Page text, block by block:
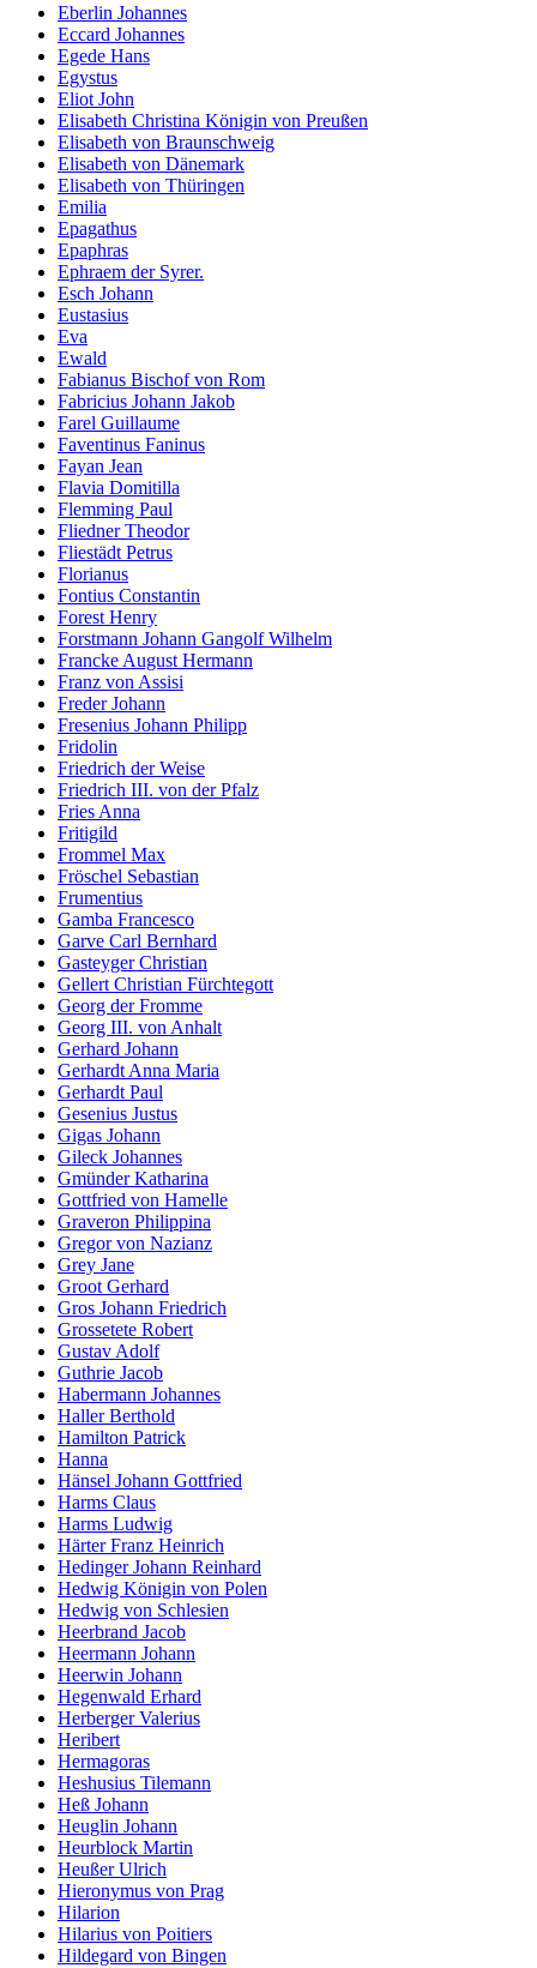
Eberlin Johannes
Eccard Johannes
Egede Hans
Egystus
Eliot John
Elisabeth Christina Königin von Preußen
Elisabeth von Braunschweig
Elisabeth von Dänemark
Elisabeth von Thüringen
Emilia
Epagathus
Epaphras
Ephraem der Syrer.
Esch Johann
Eustasius
Eva
Ewald
Fabianus Bischof von Rom
Fabricius Johann Jakob
Farel Guillaume
Faventinus Faninus
Fayan Jean
Flavia Domitilla
Flemming Paul
Fliedner Theodor
Fliestädt Petrus
Florianus
Fontius Constantin
Forest Henry
Forstmann Johann Gangolf Wilhelm
Francke August Hermann
Franz von Assisi
Freder Johann
Fresenius Johann Philipp
Fridolin
Friedrich der Weise
Friedrich III. von der Pfalz
Fries Anna
Fritigild
Frommel Max
Fröschel Sebastian
Frumentius
Gamba Francesco
Garve Carl Bernhard
Gasteyger Christian
Gellert Christian Fürchtegott
Georg der Fromme
Georg III. von Anhalt
Gerhard Johann
Gerhardt Anna Maria
Gerhardt Paul
Gesenius Justus
Gigas Johann
Gileck Johannes
Gmünder Katharina
Gottfried von Hamelle
Graveron Philippina
Gregor von Nazianz
Grey Jane
Groot Gerhard
Gros Johann Friedrich
Grossetete Robert
Gustav Adolf
Guthrie Jacob
Habermann Johannes
Haller Berthold
Hamilton Patrick
Hanna
Hänsel Johann Gottfried
Harms Claus
Harms Ludwig
Härter Franz Heinrich
Hedinger Johann Reinhard
Hedwig Königin von Polen
Hedwig von Schlesien
Heerbrand Jacob
Heermann Johann
Heerwin Johann
Hegenwald Erhard
Herberger Valerius
Heribert
Hermagoras
Heshusius Tilemann
Heß Johann
Heuglin Johann
Heurblock Martin
Heußer Ulrich
Hieronymus von Prag
Hilarion
Hilarius von Poitiers
Hildegard von Bingen